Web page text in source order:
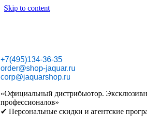
Skip to content
+7(495)134-36-35
order@shop-jaquar.ru
corp@jaquarshop.ru
«Официальный дистрибьютор.
профессионалов»
✔ Персональные скидки и агентские